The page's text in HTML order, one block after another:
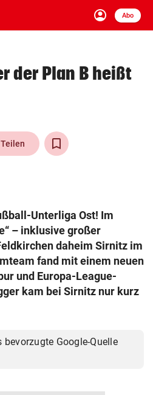
account_circle
Anmelden
Abo
close Schließen
arrow_right
Co KG 2026
der Plan B heißt
Teilen
Unterliga Ost! Im
– inklusive großer
daheim Sirnitz im
fand mit einem neuen
und Europa-League-
kam bei Sirnitz nur kurz
Google-Quelle